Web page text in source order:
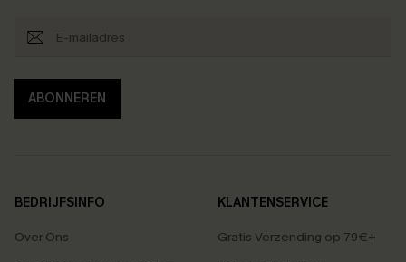
ABONNEREN
BEDRIJFSINFO
Over Ons
KLANTENSERVICE
Gratis Verzending op 79€+